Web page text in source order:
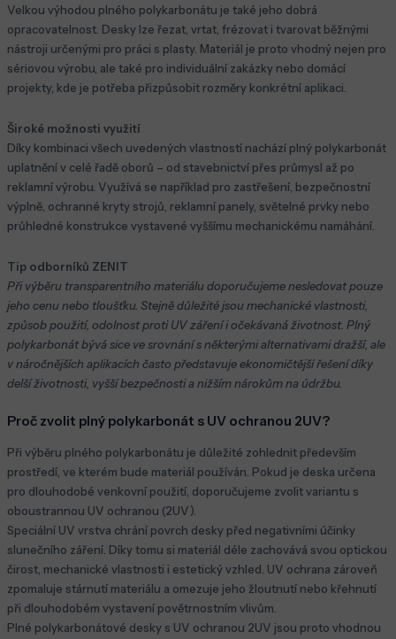
Velkou výhodou plného polykarbonátu je také jeho dobrá
opracovatelnost. Desky lze řezat, vrtat, frézovat i tvarovat běžnými
nástroji určenými pro práci s plasty. Materiál je proto vhodný nejen pro
sériovou výrobu, ale také pro individuální zakázky nebo domácí
projekty, kde je potřeba přizpůsobit rozměry konkrétní aplikaci.
Široké možnosti využití
Díky kombinaci všech uvedených vlastností nachází plný polykarbonát
uplatnění v celé řadě oborů – od stavebnictví přes průmysl až po
reklamní výrobu. Využívá se například pro zastřešení, bezpečnostní
výplně, ochranné kryty strojů, reklamní panely, světelné prvky nebo
průhledné konstrukce vystavené vyššímu mechanickému namáhání.
Tip odborníků ZENIT
Při výběru transparentního materiálu doporučujeme nesledovat pouze
jeho cenu nebo tloušťku. Stejně důležité jsou mechanické vlastnosti,
způsob použití, odolnost proti UV záření i očekávaná životnost. Plný
polykarbonát bývá sice ve srovnání s některými alternativami dražší, ale
v náročnějších aplikacích často představuje ekonomičtější řešení díky
delší životnosti, vyšší bezpečnosti a nižším nárokům na údržbu.
Proč zvolit plný polykarbonát s UV ochranou 2UV?
Při výběru plného polykarbonátu je důležité zohlednit především
prostředí, ve kterém bude materiál používán. Pokud je deska určena
pro dlouhodobé venkovní použití, doporučujeme zvolit variantu s
oboustrannou UV ochranou (2UV).
Speciální UV vrstva chrání povrch desky před negativními účinky
slunečního záření. Díky tomu si materiál déle zachovává svou optickou
čirost, mechanické vlastnosti i estetický vzhled. UV ochrana zároveň
zpomaluje stárnutí materiálu a omezuje jeho žloutnutí nebo křehnutí
při dlouhodobém vystavení povětrnostním vlivům.
Plné polykarbonátové desky s UV ochranou 2UV jsou proto vhodnou